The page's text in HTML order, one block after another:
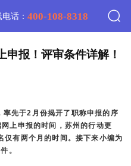
电话：400-108-8318
申报！评审条件详解！
先于2月份揭开了职称申报的序
上申报的时间，苏州的行动更
仅有两个月的时间。接下来小编为
。